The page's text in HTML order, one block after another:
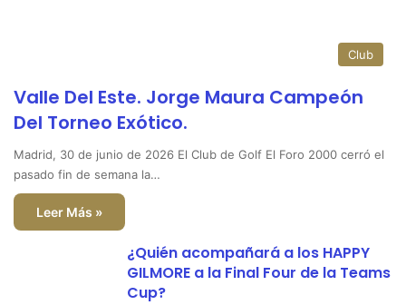
Club
Valle Del Este. Jorge Maura Campeón
Del Torneo Exótico.
Madrid, 30 de junio de 2026 El Club de Golf El Foro 2000 cerró el
pasado fin de semana la…
Leer Más »
¿Quién acompañará a los HAPPY
GILMORE a la Final Four de la Teams
Cup?